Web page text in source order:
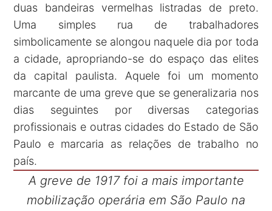
duas bandeiras vermelhas listradas de preto.
Uma simples rua de trabalhadores
simbolicamente se alongou naquele dia por toda
a cidade, apropriando-se do espaço das elites
da capital paulista. Aquele foi um momento
marcante de uma greve que se generalizaria nos
dias seguintes por diversas categorias
profissionais e outras cidades do Estado de São
Paulo e marcaria as relações de trabalho no
país.
A greve de 1917 foi a mais importante
mobilização operária em São Paulo na